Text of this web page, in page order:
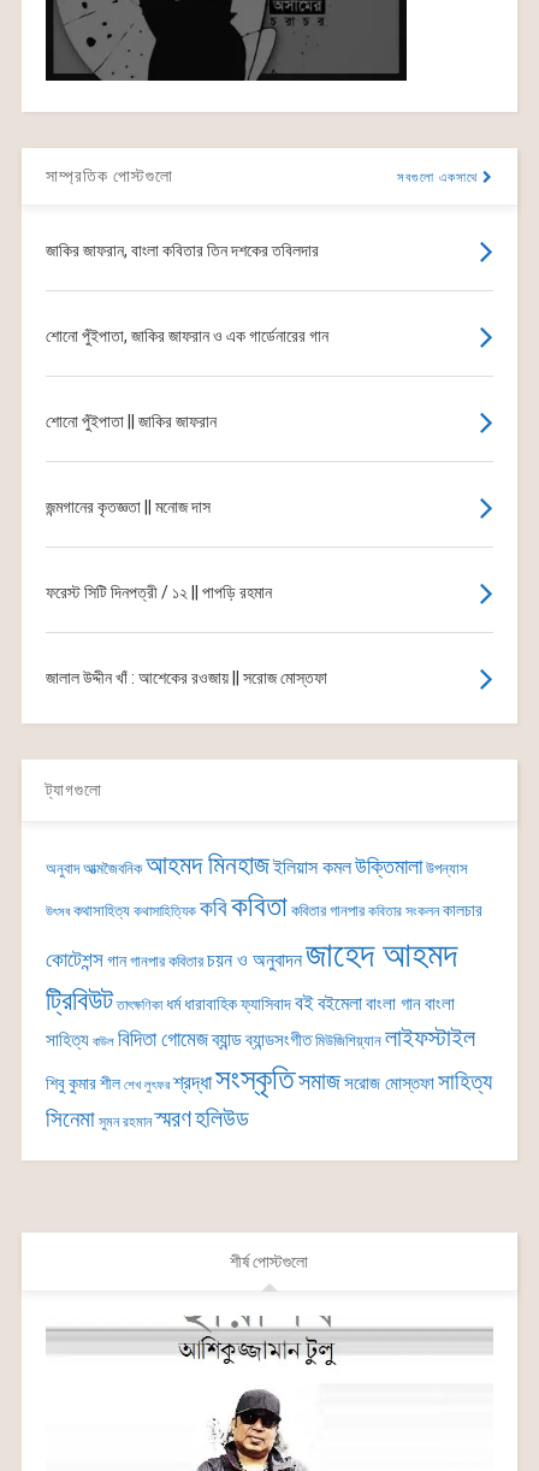
সাম্প্রতিক পোস্টগুলো সবগুলো একসাথে
জাকির জাফরান, বাংলা কবিতার তিন দশকের তবিলদার
শোনো পুঁইপাতা, জাকির জাফরান ও এক গার্ডেনারের গান
শোনো পুঁইপাতা || জাকির জাফরান
জন্মগানের কৃতজ্ঞতা || মনোজ দাস
ফরেস্ট সিটি দিনপত্রী / ১২ || পাপড়ি রহমান
জালাল উদ্দীন খাঁ : আশেকের রওজায় || সরোজ মোস্তফা
ট্যাগগুলো
অনুবাদ আত্মজৈবনিক আহমদ মিনহাজইলিয়াস কমলউক্তিমালা উপন্যাস
উৎসব কথাসাহিত্য কথাসাহিত্যিক কবিকবিতা কবিতার গানপার কবিতার সংকলন কালচার
কোটেশন্সগান গানপার কবিতার চয়ন ও অনুবাদনজাহেদ আহমদ
ট্রিবিউট তাৎক্ষণিকা ধর্ম ধারাবাহিকফ্যাসিবাদবইবইমেলাবাংলা গানবাংলা
সাহিত্য বাউল বিদিতা গোমেজব্যান্ডব্যান্ডসংগীত মিউজিশিয়্যান লাইফস্টাইল
শিবু কুমার শীল শেখ লুৎফর শ্রদ্ধাসংস্কৃতিসমাজসরোজ মোস্তফাসাহিত্য
সিনেমা সুমন রহমান স্মরণহলিউড
শীর্ষ পোস্টগুলো